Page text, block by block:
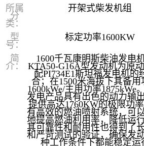
所属
分
类：
开架式柴发机组
型
号：
标定功率1600KW
简
介：
1600千瓦康明斯柴油发电
KTA50-G16A型发动机为原
配PI734E1斯坦福发电机的
合；在1500米海拔下其备用
1600kWe/主用功率1875kWe
发电产品具有出色的动力输
提供高达1760KW的极限功
有高效的燃油喷射系统，可
地提高燃油利用率，降低运
其可靠性和耐用性也得到了
和严苛测试的验证，确保发
种工作条件下都能稳定运